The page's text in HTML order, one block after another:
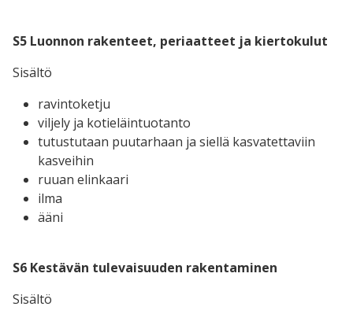
S5 Luonnon rakenteet, periaatteet ja kiertokulut
Sisältö
ravintoketju
viljely ja kotieläintuotanto
tutustutaan puutarhaan ja siellä kasvatettaviin
kasveihin
ruuan elinkaari
ilma
ääni
S6 Kestävän tulevaisuuden rakentaminen
Sisältö